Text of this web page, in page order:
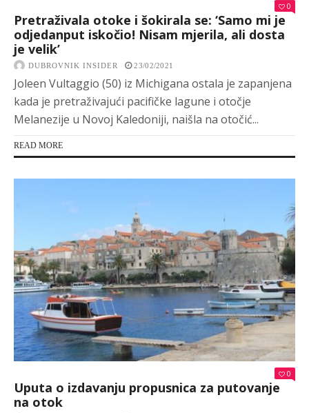
0
Pretraživala otoke i šokirala se: ‘Samo mi je
odjedanput iskočio! Nisam mjerila, ali dosta
je velik’
DUBROVNIK INSIDER 23/02/2021
Joleen Vultaggio (50) iz Michigana ostala je zapanjena
kada je pretraživajući pacifičke lagune i otočje
Melanezije u Novoj Kaledoniji, naišla na otočić...
READ MORE
0
Uputa o izdavanju propusnica za putovanje
na otok